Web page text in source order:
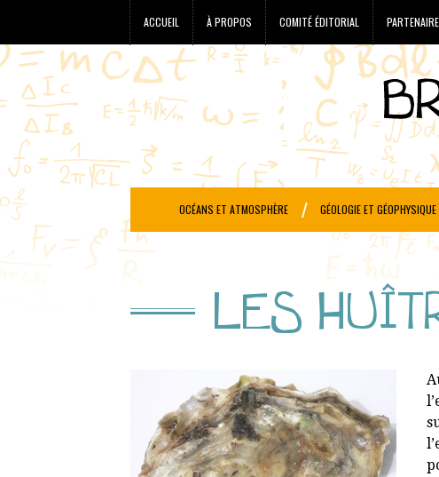
ACCUEIL À PROPOS COMITÉ ÉDITORIAL
OCÉANS ET ATMOSPHÈRE GÉOLOGIE ET GÉOPHYSIQUE
LES